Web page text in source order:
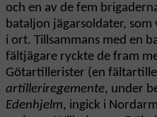
och en av de fem
bataljon jägarsoldater,
i ort. Tillsammans med en
fältjägare ryckte de fram
Götartillerister (en
artilleriregemente, under
Edenhjelm, ingick i